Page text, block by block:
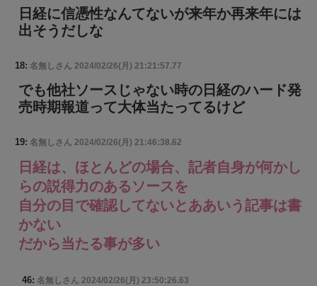
日経に信憑性なんてないが来年か再来年には
出そうだしな
18: 名無しさん 2024/02/26(月) 21:21:57.77
でも他社ソースじゃない時の日経のハード発
売時期報道って大体当たってるけど
19: 名無しさん 2024/02/26(月) 21:46:38.62
日経は、ほとんどの場合、記者自身が何かし
らの説得力のあるソースを
自分の目で確認してないとああいう記事は書
かない
だから当たる事が多い
46: 名無しさん 2024/02/26(月) 23:50:26.63